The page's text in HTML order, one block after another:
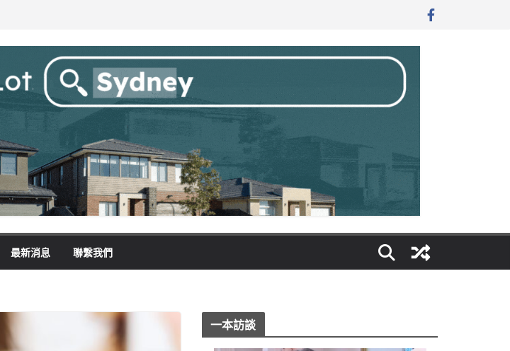
最新消息 聯繫我們
一本訪談